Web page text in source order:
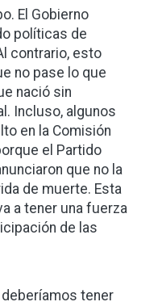
El Gobierno
políticas de
contrario, esto
no pase lo que
nació sin
Incluso, algunos
en la Comisión
el Partido
que no la
de muerte. Esta
a tener una fuerza
de las
tener